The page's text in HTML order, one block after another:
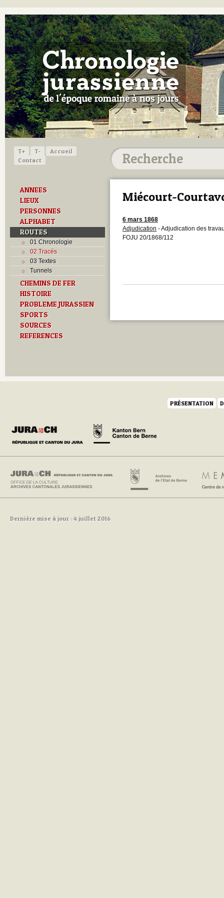
T+ T-
Accueil
Contact
ANNEES
LIEUX
PERSONNES
ALPHABET
ROUTES
01 Chronologie
02 Tracés
03 Textes
Tunnels
CHEMINS DE FER
HISTOIRE
PROBLEME JURASSIEN
SPORTS
SOURCES
REFERENCES
Miécourt-
6 mars 1868
Adjudication - Adjudication des
FOJU 20/1868/112
PRÉSENTATION
Dernière mise à jour : 4 juillet 2016